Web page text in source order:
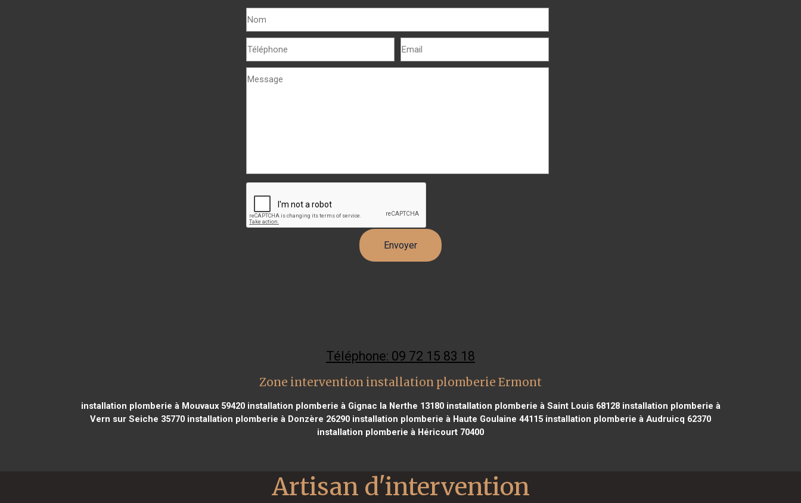
Téléphone: 09 72 15 83 18
Zone intervention installation plomberie Ermont
installation plomberie à Mouvaux 59420installation plomberie à Gignac la Nerthe 13180installation plomberie à Saint Louis 68128installation plomberie à
Vern sur Seiche 35770 installation plomberie à Donzère 26290 installation plomberie à Haute Goulaine 44115 installation plomberie à Audruicq 62370
installation plomberie à Héricourt 70400
Artisan d'intervention